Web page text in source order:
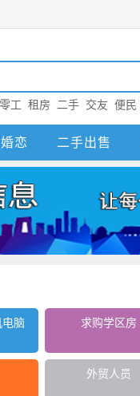
零工 租房 二手 交友 便民
恋 二手出售
电脑 求购学区房
外贸人员